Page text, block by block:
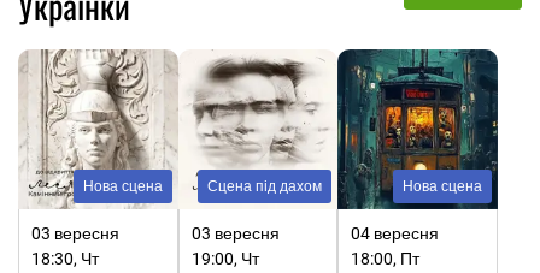
Нова сцена
03 вересня
18:30, Чт
Сцена під дахом
03 вересня
19:00, Чт
Нова сцена
04 вересня
18:00, Пт